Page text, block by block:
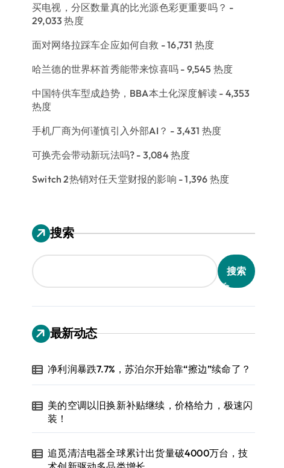
买电视，分区数量真的比光源色彩更重要吗？ -
29,033 热度
面对网络拉踩车企应如何自救 - 16,731 热度
哈兰德的世界杯首秀能带来惊喜吗 - 9,545 热度
中国特供车型成趋势，BBA本土化深度解读 - 4,353
热度
手机厂商为何谨慎引入外部AI？ - 3,431 热度
可换壳会带动新玩法吗? - 3,084 热度
Switch 2热销对任天堂财报的影响 - 1,396 热度
搜索
搜索
最新动态
净利润暴跌7.7%，苏泊尔开始靠“擦边”续命了？
美的空调以旧换新补贴继续，价格给力，极速闪
装！
追觅清洁电器全球累计出货量破4000万台，技